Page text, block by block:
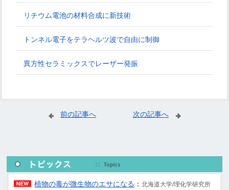
リチウム電池の材料合成に新技術
トンネル電子をテラヘルツ波で自由に制御
異方性セラミックスでレーザー発振
前の記事へ 次の記事へ
植物の毒が微生物のエサになる ：北海道大学/理化学研究所